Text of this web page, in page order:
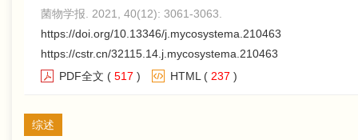
菌物学报. 2021, 40(12): 3061-3063.
https://doi.org/10.13346/j.mycosystema.210463
https://cstr.cn/32115.14.j.mycosystema.210463
PDF全文 ( 517 ) HTML ( 237 )
综述